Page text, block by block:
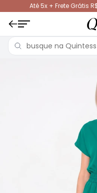
Até 5x + Frete Grátis